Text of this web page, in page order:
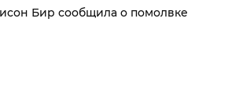
Бир сообщила о помолвке